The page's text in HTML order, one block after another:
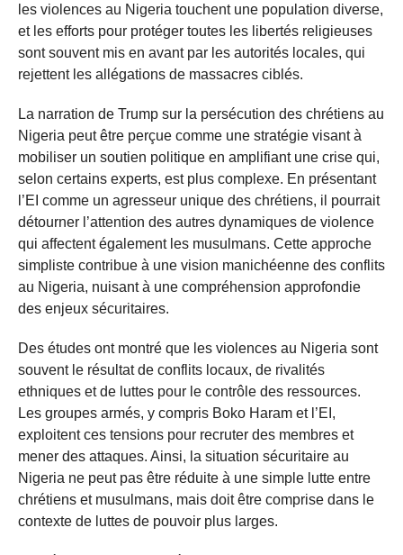
les violences au Nigeria touchent une population diverse,
et les efforts pour protéger toutes les libertés religieuses
sont souvent mis en avant par les autorités locales, qui
rejettent les allégations de massacres ciblés.
La narration de Trump sur la persécution des chrétiens au
Nigeria peut être perçue comme une stratégie visant à
mobiliser un soutien politique en amplifiant une crise qui,
selon certains experts, est plus complexe. En présentant
l’EI comme un agresseur unique des chrétiens, il pourrait
détourner l’attention des autres dynamiques de violence
qui affectent également les musulmans. Cette approche
simpliste contribue à une vision manichéenne des conflits
au Nigeria, nuisant à une compréhension approfondie
des enjeux sécuritaires.
Des études ont montré que les violences au Nigeria sont
souvent le résultat de conflits locaux, de rivalités
ethniques et de luttes pour le contrôle des ressources.
Les groupes armés, y compris Boko Haram et l’EI,
exploitent ces tensions pour recruter des membres et
mener des attaques. Ainsi, la situation sécuritaire au
Nigeria ne peut pas être réduite à une simple lutte entre
chrétiens et musulmans, mais doit être comprise dans le
contexte de luttes de pouvoir plus larges.